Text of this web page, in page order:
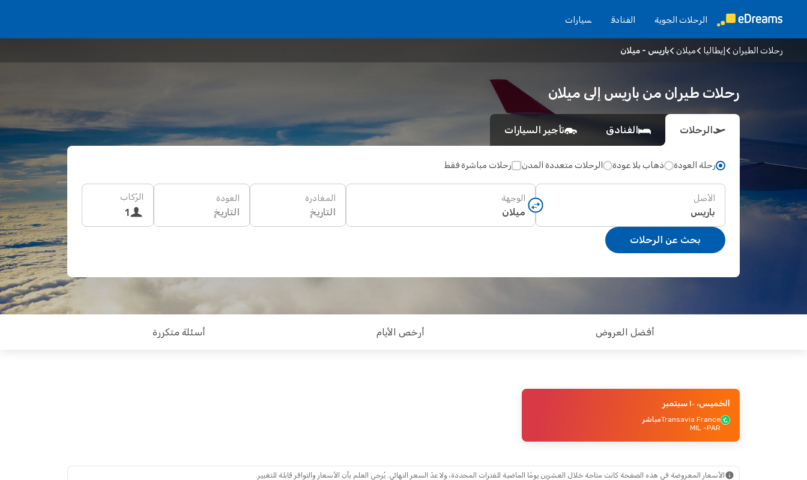
الرحلات الجوية الفنادق سيارات
رحلات الطيران إيطاليا ميلان باريس - ميلان
رحلات طيران من باريس إلى ميلان
الرحلات الفنادق تأجير السيارات
رحلة العودة ذهاب بلا عودة الرحلات متعددة المدن رحلات مباشرة فقط
الأصل الوجهة المغادرة
التاريخ
العودة
التاريخ
الرُكاب
1
بحث عن الرحلات
أفضل العروض أرخص الأيام أسئلة متكررة
الخميس، ١٠ سبتمبر
Transavia Franceمباشر
PAR
- MIL
الأسعار المعروضة في هذه الصفحة كانت متاحة خلال العشرين يومًا الماضية للفترات المحددة، ولا عدّ السعر النهائي. يُرجى العلم بأن الأسعار والتوافر قابلة للتغيير.